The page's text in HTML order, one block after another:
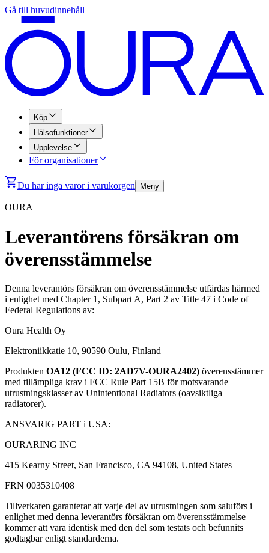
Gå till huvudinnehåll
Köp
Hälsofunktioner
Upplevelse
För organisationer
Du har inga varor i varukorgen Meny
ŌURA
Leverantörens försäkran om
överensstämmelse
Denna leverantörs försäkran om överensstämmelse utfärdas härmed
i enlighet med Chapter 1, Subpart A, Part 2 av Title 47 i Code of
Federal Regulations av:
Oura Health Oy
Elektroniikkatie 10, 90590 Oulu, Finland
Produkten OA12 (FCC ID: 2AD7V-OURA2402) överensstämmer
med tillämpliga krav i FCC Rule Part 15B för motsvarande
utrustningsklasser av Unintentional Radiators (oavsiktliga
radiatorer).
ANSVARIG PART i USA:
OURARING INC
415 Kearny Street, San Francisco, CA 94108, United States
FRN 0035310408
Tillverkaren garanterar att varje del av utrustningen som saluförs i
enlighet med denna leverantörs försäkran om överensstämmelse
kommer att vara identisk med den del som testats och befunnits
godtagbar enligt standarderna.